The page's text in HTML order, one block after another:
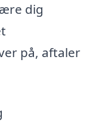
dig
på, aftaler